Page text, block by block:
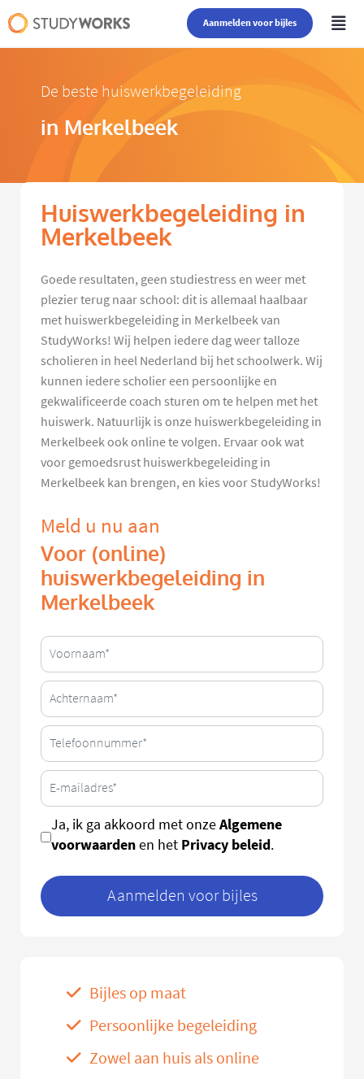
Aanmelden voor bijles
De beste huiswerkbegeleiding
in Merkelbeek
Huiswerkbegeleiding in
Merkelbeek
Goede resultaten, geen studiestress en weer met
plezier terug naar school: dit is allemaal haalbaar
met huiswerkbegeleiding in Merkelbeek van
StudyWorks! Wij helpen iedere dag weer talloze
scholieren in heel Nederland bij het schoolwerk. Wij
kunnen iedere scholier een persoonlijke en
gekwalificeerde coach sturen om te helpen met het
huiswerk. Natuurlijk is onze huiswerkbegeleiding in
Merkelbeek ook online te volgen. Ervaar ook wat
voor gemoedsrust huiswerkbegeleiding in
Merkelbeek kan brengen, en kies voor StudyWorks!
Meld u nu aan
Voor (online)
huiswerkbegeleiding in
Merkelbeek
Ja, ik ga akkoord met onzeAlgemene
voorwaardenen het Privacy beleid.
Aanmelden voor bijles
Bijles op maat
Persoonlijke begeleiding
Zowel aan huis als online